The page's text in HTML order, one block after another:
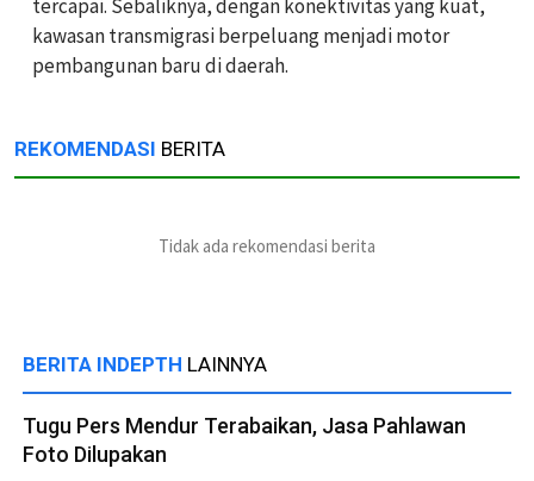
tercapai. Sebaliknya, dengan konektivitas yang kuat,
kawasan transmigrasi berpeluang menjadi motor
pembangunan baru di daerah.
REKOMENDASI BERITA
Tidak ada rekomendasi berita
BERITA INDEPTH LAINNYA
Tugu Pers Mendur Terabaikan, Jasa Pahlawan
Foto Dilupakan